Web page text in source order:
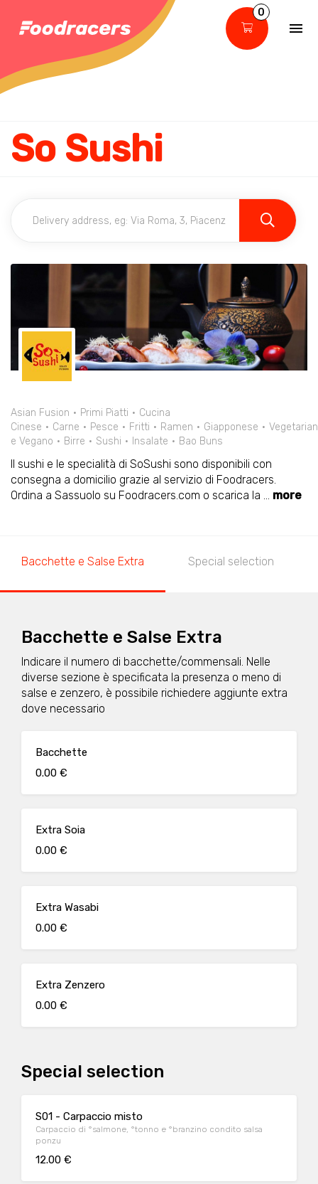
0
So Sushi
Asian Fusion Primi Piatti
Cucina
Cinese
Carne Pesce Fritti Ramen Giapponese
e Vegano
Birre Sushi Insalate Bao Buns
Il sushi e le specialità di SoSushi sono disponibili con
consegna a domicilio grazie al servizio di Foodracers.
Ordina a Sassuolo su Foodracers.com o scarica la ... more
Bacchette e Salse Extra Special selection
Bacchette e Salse Extra
Indicare il numero di bacchette/commensali. Nelle
diverse sezione è specificata la presenza o meno di
salse e zenzero, è possibile richiedere aggiunte extra
dove necessario
Bacchette
0.00 €
Extra Soia
0.00 €
Extra Wasabi
0.00 €
Extra Zenzero
0.00 €
Special selection
S01 - Carpaccio misto
Carpaccio di °salmone, °tonno e °branzino condito salsa
ponzu
12.00 €